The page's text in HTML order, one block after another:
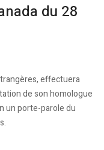
du 28
effectuera
de son homologue
un porte-parole du